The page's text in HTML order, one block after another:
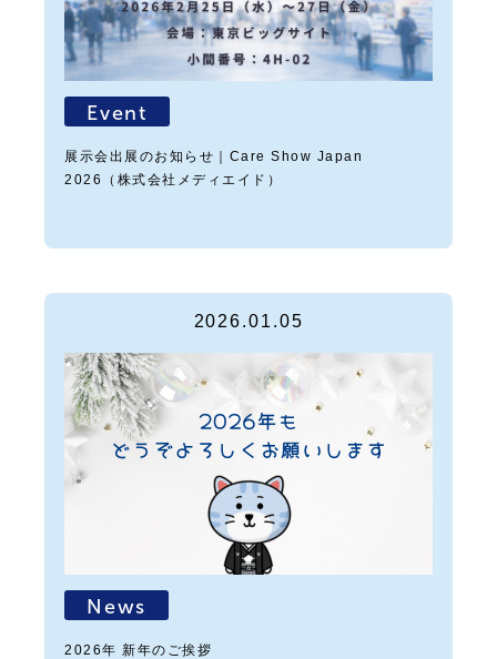
Event
展示会出展のお知らせ｜Care Show Japan
2026（株式会社メディエイド）
2026.01.05
News
2026年 新年のご挨拶